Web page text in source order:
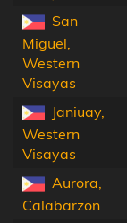
San
Miguel,
Western
Visayas
Janiuay,
Western
Visayas
Aurora,
Calabarzon